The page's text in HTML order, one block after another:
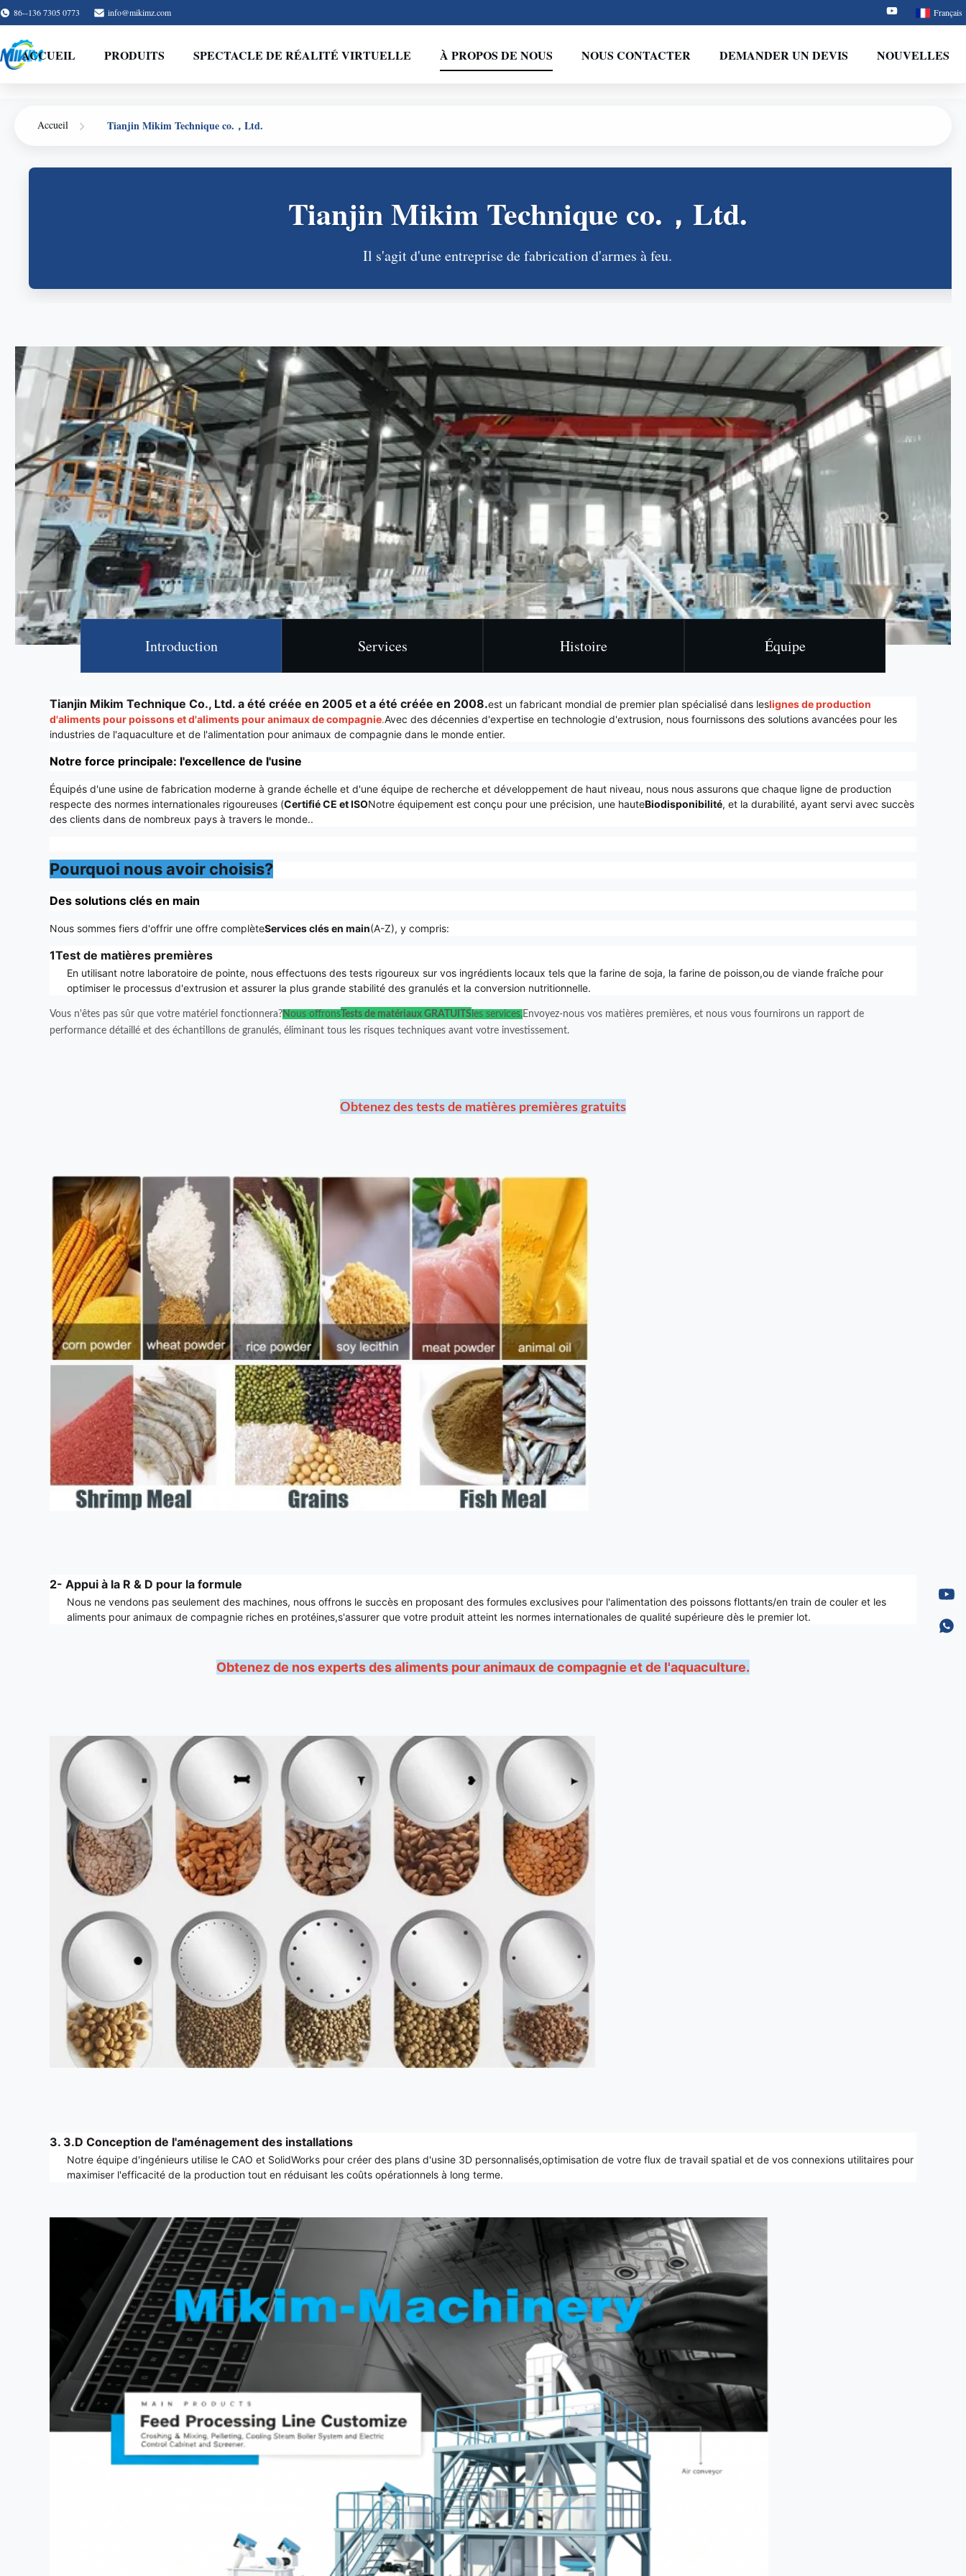
86--136 7305 0773 info@mikimz.com Français
ACCUEIL PRODUITS SPECTACLE DE RÉALITÉ VIRTUELLE À PROPOS DE NOUS NOUS CONTACTER DEMANDER UN DEVIS NOUVELLES
Accueil Tianjin Mikim Technique co.，Ltd.
Tianjin Mikim Technique co.，Ltd.
Il s'agit d'une entreprise de fabrication d'armes à feu.
Introduction Services Histoire Équipe
Tianjin Mikim Technique Co., Ltd. a été créée en 2005 et a été créée en 2008.est un fabricant mondial de premier plan spécialisé dans leslignes de production
d'aliments pour poissons et d'aliments pour animaux de compagnie.Avec des décennies d'expertise en technologie d'extrusion, nous fournissons des solutions avancées pour les
industries de l'aquaculture et de l'alimentation pour animaux de compagnie dans le monde entier.
Notre force principale: l'excellence de l'usine
Équipés d'une usine de fabrication moderne à grande échelle et d'une équipe de recherche et développement de haut niveau, nous nous assurons que chaque ligne de production
respecte des normes internationales rigoureuses (Certifié CE et ISONotre équipement est conçu pour une précision, une hauteBiodisponibilité, et la durabilité, ayant servi avec succès
des clients dans de nombreux pays à travers le monde..
Pourquoi nous avoir choisis?
Des solutions clés en main
Nous sommes fiers d'offrir une offre complèteServices clés en main(A-Z), y compris:
1Test de matières premières
En utilisant notre laboratoire de pointe, nous effectuons des tests rigoureux sur vos ingrédients locaux tels que la farine de soja, la farine de poisson,ou de viande fraîche pour
optimiser le processus d'extrusion et assurer la plus grande stabilité des granulés et la conversion nutritionnelle.
Vous n'êtes pas sûr que votre matériel fonctionnera?Nous offronsTests de matériaux GRATUITS les services.Envoyez-nous vos matières premières, et nous vous fournirons un rapport de
performance détaillé et des échantillons de granulés, éliminant tous les risques techniques avant votre investissement.
Obtenez des tests de matières premières gratuits
2- Appui à la R & D pour la formule
Nous ne vendons pas seulement des machines, nous offrons le succès en proposant des formules exclusives pour l'alimentation des poissons flottants/en train de couler et les
aliments pour animaux de compagnie riches en protéines,s'assurer que votre produit atteint les normes internationales de qualité supérieure dès le premier lot.
Obtenez de nos experts des aliments pour animaux de compagnie et de l'aquaculture.
3. 3.D Conception de l'aménagement des installations
Notre équipe d'ingénieurs utilise le CAO et SolidWorks pour créer des plans d'usine 3D personnalisés,optimisation de votre flux de travail spatial et de vos connexions utilitaires pour
maximiser l'efficacité de la production tout en réduisant les coûts opérationnels à long terme.